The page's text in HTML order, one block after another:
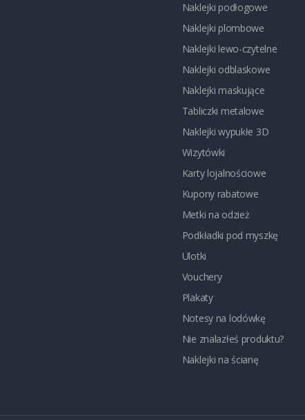
Naklejki podłogowe
Naklejki plombowe
Naklejki lewo-czytelne
Naklejki odblaskowe
Naklejki maskujące
Tabliczki metalowe
Naklejki wypukłe 3D
Wizytówki
Karty lojalnościowe
Kupony rabatowe
Metki na odzież
Podkładki pod myszkę
Ulotki
Vouchery
Plakaty
Notesy na lodówkę
Nie znalazłeś produktu?
Naklejki na ścianę